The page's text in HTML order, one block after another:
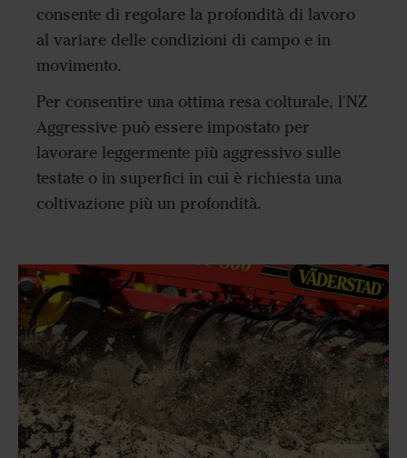
consente di regolare la profondità di lavoro
al variare delle condizioni di campo e in
movimento.
Per consentire una ottima resa colturale, l'NZ
Aggressive può essere impostato per
lavorare leggermente più aggressivo sulle
testate o in superfici in cui è richiesta una
coltivazione più un profondità.